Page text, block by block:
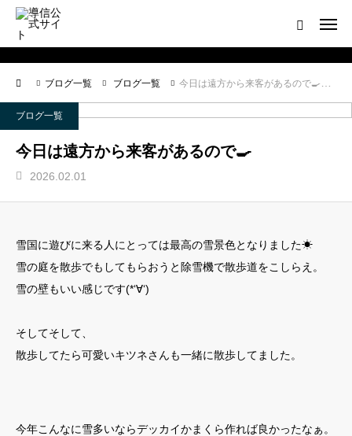
ブログ一覧 ブログ一覧 今日は遠方から来客があるので🍳
ブログ一覧
今日は遠方から来客があるので🍳
2026.02.01
雪国に遊びに来る人にとっては最高の雪景色となりました☀
雪の庭を散歩でもしてもらおうと除雪機で散歩道をこしらえ。
雪の壁もいい感じです(*‘∀‘)
そしてそして、
散歩してたら可愛いキツネさんも一緒に散歩してました。
今年こんなに雪多いならデッカイかまくら作れば良かったなぁ。
ログイン 会員登録について
ホーム
導信サイト／霊的真理とは
靈符※会員限定